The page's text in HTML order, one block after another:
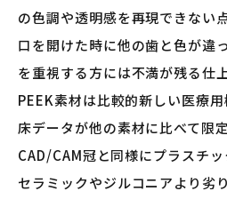
の色調や透明感を再現できない点
口を開けた時に他の歯と色が違
を重視する方には不満が残る仕
PEEK素材は比較的新しい医療
床データが他の素材に比べて限
CAD/CAM冠と同様にプラスチ
セラミックやジルコニアより劣